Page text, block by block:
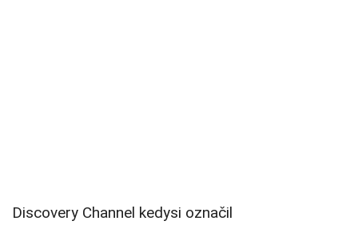
Discovery Channel kedysi označil